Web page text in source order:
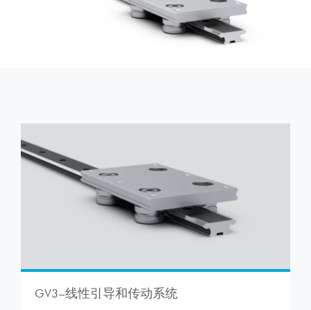
GV3–线性引导和传动系统